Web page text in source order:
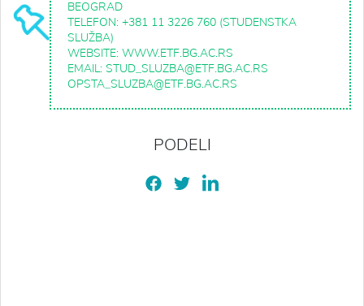
BEOGRAD
TELEFON: +381 11 3226 760 (STUDENSTKA
SLUŽBA)
WEBSITE: WWW.ETF.BG.AC.RS
EMAIL: STUD_SLUZBA@ETF.BG.AC.RS
OPSTA_SLUZBA@ETF.BG.AC.RS
PODELI